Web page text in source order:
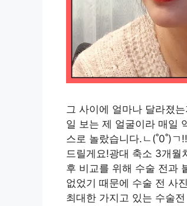
그 사이에 얼마나 달라졌
일 보는 제 얼굴이라 매일
스로 놀랐습니다.ㄴ(˚0˚)
드릴게요!광대 축소 3개
후 비교를 위해 수술 전과
없었기 때문에 수술 전 사
최대한 가지고 있는 수술